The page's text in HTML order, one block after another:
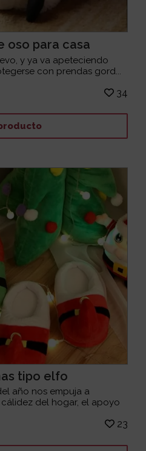
oso para casa
y ya va apeteciendo
con prendas gord...
34
tipo elfo
año nos empuja a
del hogar, el apoyo
23